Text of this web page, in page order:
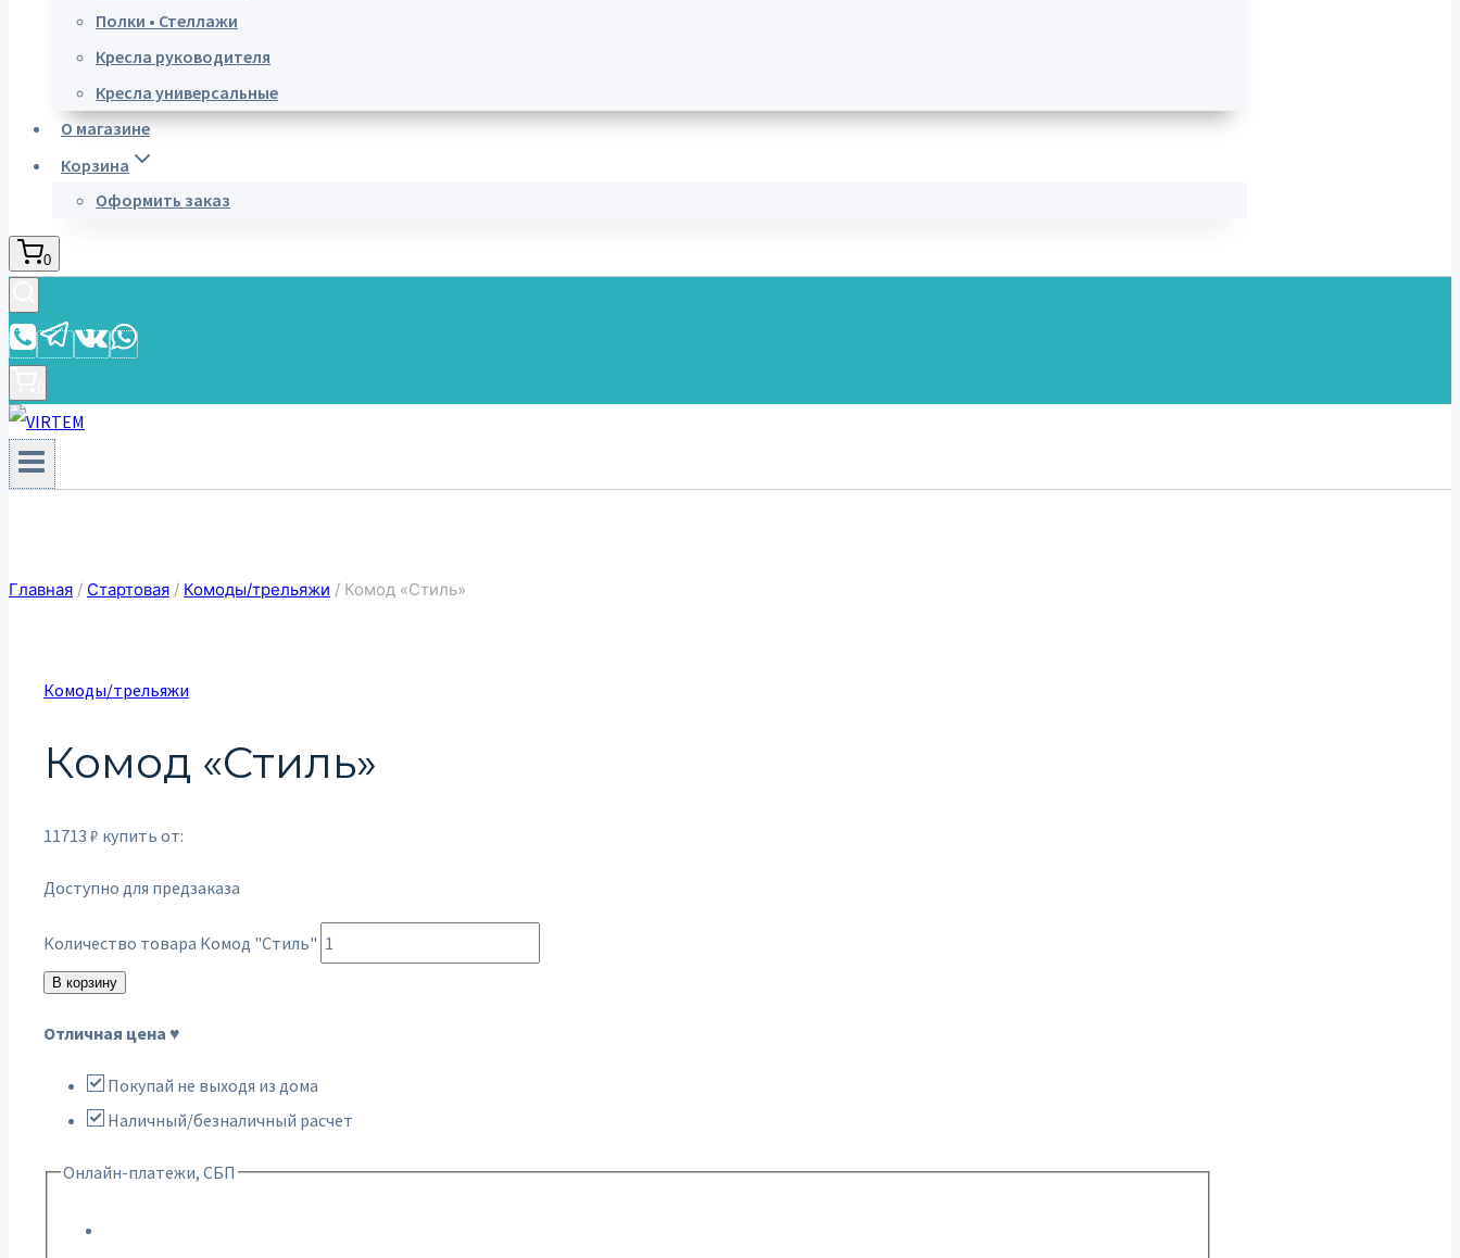
Полки • Стеллажи
Кресла руководителя
Кресла универсальные
О магазине
Корзина
Оформить заказ
0
Главная / Стартовая / Комоды/трельяжи / Комод «Стиль»
Комоды/трельяжи
Комод «Стиль»
11713 ₽ купить от:
Доступно для предзаказа
Количество товара Комод "Стиль"
В корзину
Отличная цена ♥
Покупай не выходя из дома
Наличный/безналичный расчет
Онлайн-платежи, СБП